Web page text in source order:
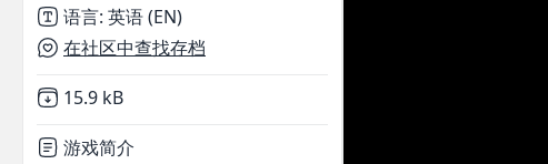
语言: 英语 (EN)
在社区中查找存档
Not downloaded
15.9 kB
游戏简介